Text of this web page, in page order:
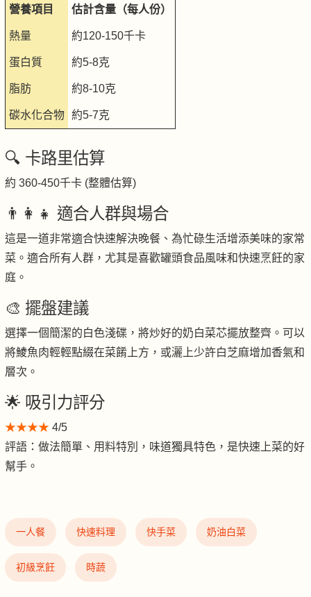
營養項目 估計含量（每人份）
熱量 約120-150千卡
蛋白質 約5-8克
脂肪 約8-10克
碳水化合物 約5-7克
🔍 卡路里估算
約 360-450千卡 (整體估算)
👨‍👩‍👧 適合人群與場合
這是一道非常適合快速解決晚餐、為忙碌生活增添美味的家常
菜。適合所有人群，尤其是喜歡罐頭食品風味和快速烹飪的家
庭。
🎨 擺盤建議
選擇一個簡潔的白色淺碟，將炒好的奶白菜芯擺放整齊。可以
將鯪魚肉輕輕點綴在菜餚上方，或灑上少許白芝麻增加香氣和
層次。
🌟 吸引力評分
★★★★ 4/5
評語：做法簡單、用料特別，味道獨具特色，是快速上菜的好
幫手。
一人餐 快速料理 快手菜 奶油白菜
初級烹飪 時蔬